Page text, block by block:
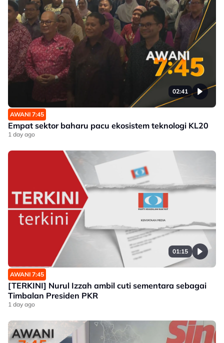
02:41
AWANI 7:45
Empat sektor baharu pacu ekosistem teknologi KL20
1 day ago
01:15
AWANI 7:45
[TERKINI] Nurul Izzah ambil cuti sementara sebagai
Timbalan Presiden PKR
1 day ago